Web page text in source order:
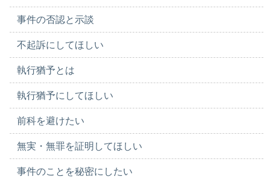
事件の否認と示談
不起訴にしてほしい
執行猶予とは
執行猶予にしてほしい
前科を避けたい
無実・無罪を証明してほしい
事件のことを秘密にしたい